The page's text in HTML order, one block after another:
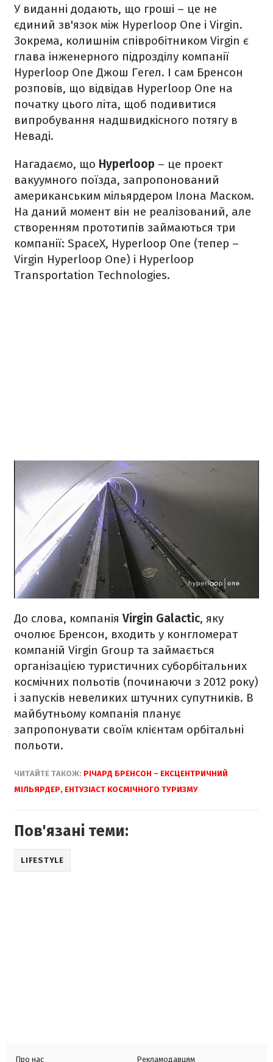
У виданні додають, що гроші – це не
єдиний зв'язок між Hyperloop One і Virgin.
Зокрема, колишнім співробітником Virgin є
глава інженерного підрозділу компанії
Hyperloop One Джош Гегел. І сам Бренсон
розповів, що відвідав Hyperloop One на
початку цього літа, щоб подивитися
випробування надшвидкісного потягу в
Неваді.
Нагадаємо, що Hyperloop – це проект
вакуумного поїзда, запропонований
американським мільярдером Ілона Маском.
На даний момент він не реалізований, але
створенням прототипів займаються три
компанії: SpaceX, Hyperloop One (тепер –
Virgin Hyperloop One) і Hyperloop
Transportation Technologies.
До слова, компанія Virgin Galactic, яку
очолює Бренсон, входить у конгломерат
компаній Virgin Group та займається
організацією туристичних суборбітальних
космічних польотів (починаючи з 2012 року)
і запусків невеликих штучних супутників. В
майбутньому компанія планує
запропонувати своїм клієнтам орбітальні
польоти.
ЧИТАЙТЕ ТАКОЖ: РІЧАРД БРЕНСОН – ЕКСЦЕНТРИЧНИЙ
МІЛЬЯРДЕР, ЕНТУЗІАСТ КОСМІЧНОГО ТУРИЗМУ
Пов'язані теми:
LIFESTYLE
Про нас Рекламодавцям